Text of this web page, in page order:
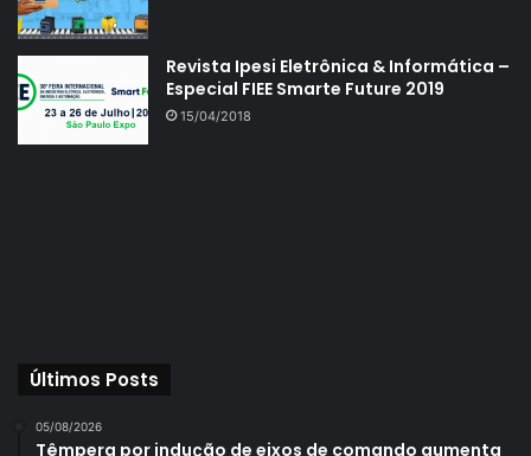
Revista Ipesi Eletrônica & Informática –
Especial FIEE Smarte Future 2019
15/04/2018
Últimos Posts
05/08/2026
Têmpera por indução de eixos de comando aumenta